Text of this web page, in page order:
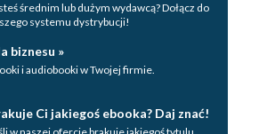
średnim lub dużym wydawcą? Dołącz do
systemu dystrybucji!
biznesu »
i audiobooki w Twojej firmie.
Ci jakiegoś ebooka? Daj znać!